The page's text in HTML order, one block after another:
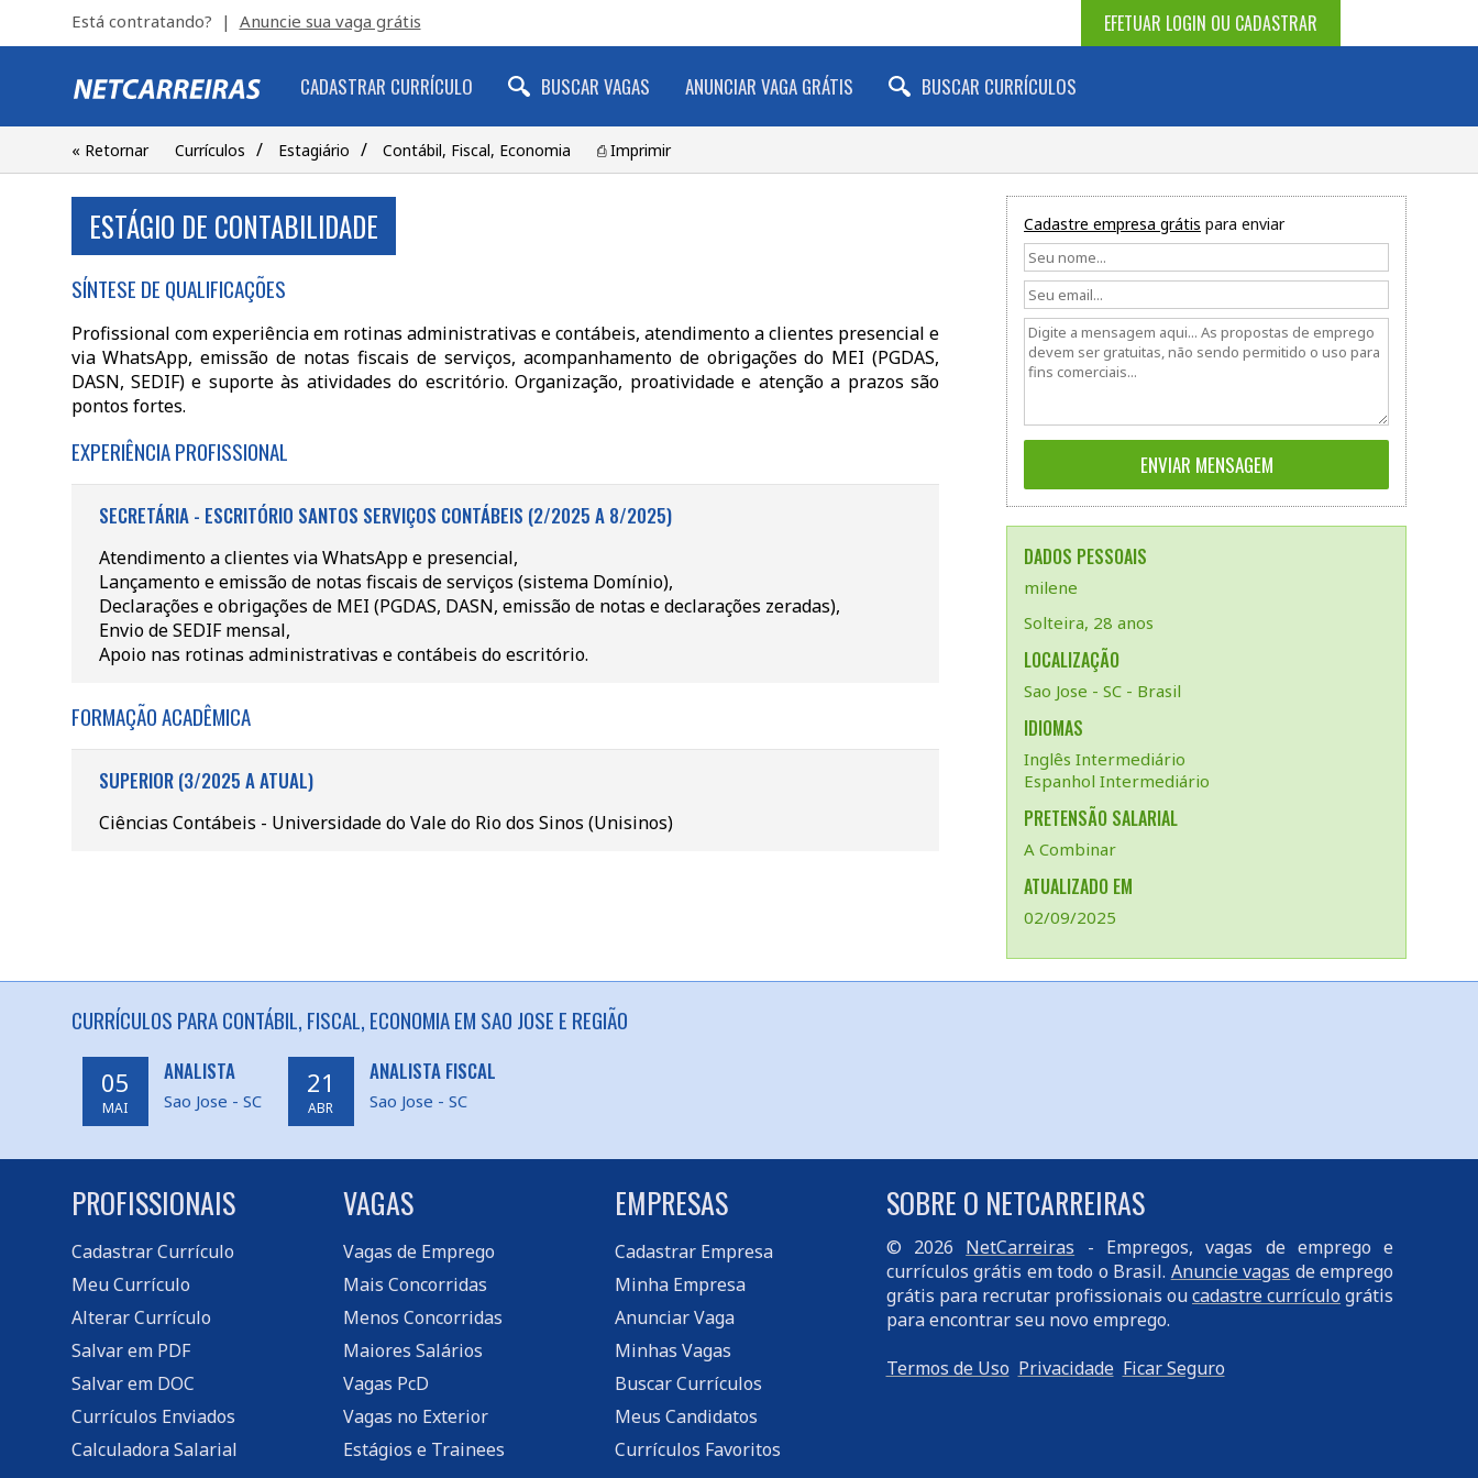
EFETUAR LOGIN OU CADASTRAR
Está contratando? | Anuncie sua vaga grátis
CADASTRAR CURRÍCULO BUSCAR VAGAS ANUNCIAR VAGA GRÁTIS BUSCAR CURRÍCULOS
« Retornar Currículos / Estagiário / Contábil, Fiscal, Economia ⎙ Imprimir
Cadastre empresa grátis para enviar
DADOS PESSOAIS
milene
Solteira, 28 anos
LOCALIZAÇÃO
Sao Jose - SC - Brasil
IDIOMAS
Inglês Intermediário
Espanhol Intermediário
PRETENSÃO SALARIAL
A Combinar
ATUALIZADO EM
02/09/2025
ESTÁGIO DE CONTABILIDADE
SÍNTESE DE QUALIFICAÇÕES
Profissional com experiência em rotinas administrativas e contábeis, atendimento a clientes presencial e
via WhatsApp, emissão de notas fiscais de serviços, acompanhamento de obrigações do MEI (PGDAS,
DASN, SEDIF) e suporte às atividades do escritório. Organização, proatividade e atenção a prazos são
pontos fortes.
EXPERIÊNCIA PROFISSIONAL
SECRETÁRIA - ESCRITÓRIO SANTOS SERVIÇOS CONTÁBEIS (2/2025 A 8/2025)
Atendimento a clientes via WhatsApp e presencial,
Lançamento e emissão de notas fiscais de serviços (sistema Domínio),
Declarações e obrigações de MEI (PGDAS, DASN, emissão de notas e declarações zeradas),
Envio de SEDIF mensal,
Apoio nas rotinas administrativas e contábeis do escritório.
FORMAÇÃO ACADÊMICA
SUPERIOR (3/2025 A ATUAL)
Ciências Contábeis - Universidade do Vale do Rio dos Sinos (Unisinos)
CURRÍCULOS PARA CONTÁBIL, FISCAL, ECONOMIA EM SAO JOSE E REGIÃO
05
MAI
ANALISTA
Sao Jose - SC
21
ABR
ANALISTA FISCAL
Sao Jose - SC
PROFISSIONAIS
Cadastrar Currículo
Meu Currículo
Alterar Currículo
Salvar em PDF
Salvar em DOC
Currículos Enviados
Calculadora Salarial
VAGAS
Vagas de Emprego
Mais Concorridas
Menos Concorridas
Maiores Salários
Vagas PcD
Vagas no Exterior
Estágios e Trainees
EMPRESAS
Cadastrar Empresa
Minha Empresa
Anunciar Vaga
Minhas Vagas
Buscar Currículos
Meus Candidatos
Currículos Favoritos
SOBRE O NETCARREIRAS
© 2026 NetCarreiras - Empregos, vagas de emprego e
currículos grátis em todo o Brasil. Anuncie vagas de emprego
grátis para recrutar profissionais oucadastre currículo grátis
para encontrar seu novo emprego.
Termos de Uso Privacidade Ficar Seguro